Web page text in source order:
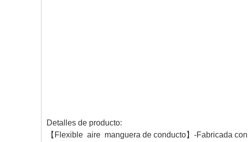
Detalles de producto:
【Flexible aire manguera de conducto】-Fabricada